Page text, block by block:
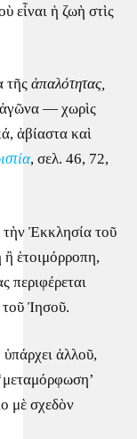
εἶναι ἡ ζωὴ στὶς
τῆςἁπαλότητας,
ἀγῶνα — χωρὶς
ἀβίαστα καὶ
, σελ. 46, 72,
τὴν Ἐκκλησία τοῦ
ἢ ἑτοιμόρροπη,
περιφέρεται
Ἰησοῦ.
ἀλλοῦ,
μὲ σχεδὸν